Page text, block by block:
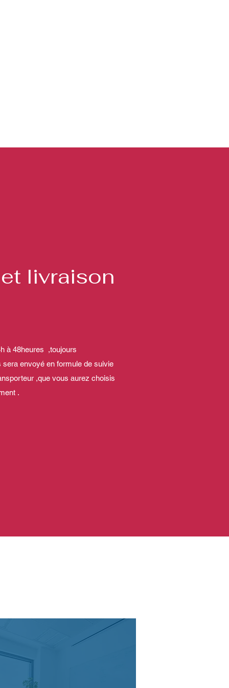
livraison
à 48heures ,toujours
envoyé en formule de suivie
,que vous aurez choisis
.